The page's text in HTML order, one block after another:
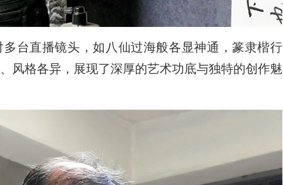
台直播镜头，如八仙过海般各显神通，篆隶楷行
风格各异，展现了深厚的艺术功底与独特的创作魅